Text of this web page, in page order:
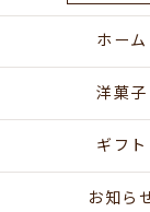
ホーム
洋菓子
ギフト
お知ら